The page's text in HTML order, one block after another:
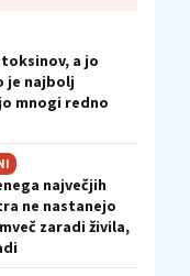
a jo
je najbolj
mnogi redno
največjih
ne nastanejo
zaradi živila,